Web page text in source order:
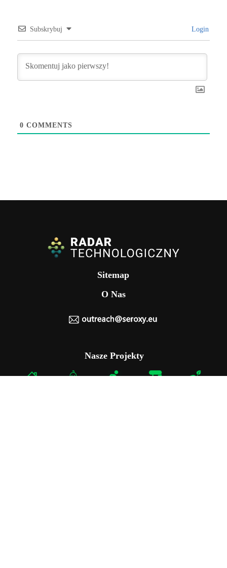
Subskrybuj Login
0 COMMENTS
Sitemap
O Nas
Nasze Projekty